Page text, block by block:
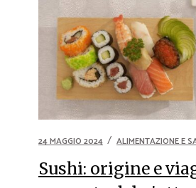
24 MAGGIO 2024 ALIMENTAZIONE E
Sushi: origine e